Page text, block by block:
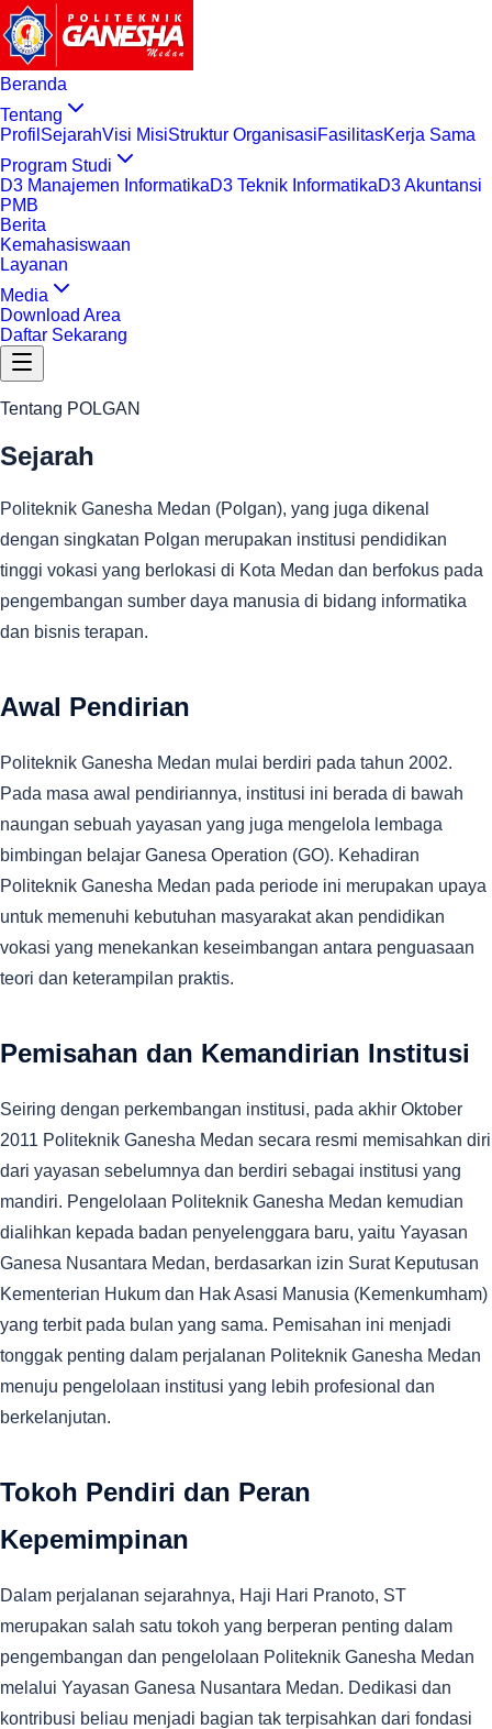
Beranda
Tentang
Profil SejarahVisi MisiStruktur OrganisasiFasilitasKerja Sama
Program Studi
D3 Manajemen InformatikaD3 Teknik InformatikaD3 Akuntansi
PMB
Berita
Kemahasiswaan
Layanan
Media
Download Area
Daftar Sekarang
Tentang POLGAN
Sejarah
Politeknik Ganesha Medan (Polgan), yang juga dikenal
dengan singkatan Polgan merupakan institusi pendidikan
tinggi vokasi yang berlokasi di Kota Medan dan berfokus pada
pengembangan sumber daya manusia di bidang informatika
dan bisnis terapan.
Awal Pendirian
Politeknik Ganesha Medan mulai berdiri pada tahun 2002.
Pada masa awal pendiriannya, institusi ini berada di bawah
naungan sebuah yayasan yang juga mengelola lembaga
bimbingan belajar Ganesa Operation (GO). Kehadiran
Politeknik Ganesha Medan pada periode ini merupakan upaya
untuk memenuhi kebutuhan masyarakat akan pendidikan
vokasi yang menekankan keseimbangan antara penguasaan
teori dan keterampilan praktis.
Pemisahan dan Kemandirian Institusi
Seiring dengan perkembangan institusi, pada akhir Oktober
2011 Politeknik Ganesha Medan secara resmi memisahkan diri
dari yayasan sebelumnya dan berdiri sebagai institusi yang
mandiri. Pengelolaan Politeknik Ganesha Medan kemudian
dialihkan kepada badan penyelenggara baru, yaitu Yayasan
Ganesa Nusantara Medan, berdasarkan izin Surat Keputusan
Kementerian Hukum dan Hak Asasi Manusia (Kemenkumham)
yang terbit pada bulan yang sama. Pemisahan ini menjadi
tonggak penting dalam perjalanan Politeknik Ganesha Medan
menuju pengelolaan institusi yang lebih profesional dan
berkelanjutan.
Tokoh Pendiri dan Peran
Kepemimpinan
Dalam perjalanan sejarahnya, Haji Hari Pranoto, ST
merupakan salah satu tokoh yang berperan penting dalam
pengembangan dan pengelolaan Politeknik Ganesha Medan
melalui Yayasan Ganesa Nusantara Medan. Dedikasi dan
kontribusi beliau menjadi bagian tak terpisahkan dari fondasi